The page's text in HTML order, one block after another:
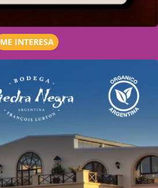
ME INTERESA